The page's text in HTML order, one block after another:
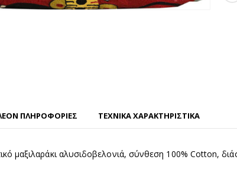
ΠΛΗΡΟΦΟΡΊΕΣ ΤΕΧΝΙΚΑ ΧΑΡΑΚΤΗΡΙΣΤΙΚΑ
μαξιλαράκι αλυσιδοβελονιά, σύνθεση 100% Cotton,